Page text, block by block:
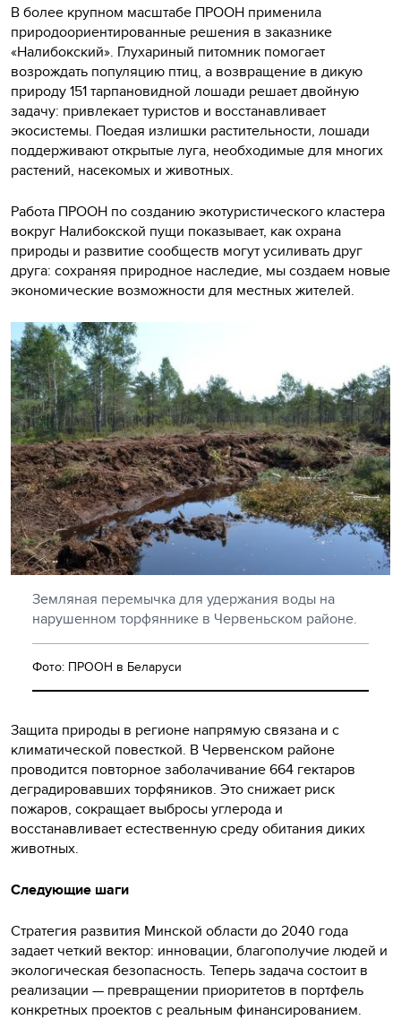
В более крупном масштабе ПРООН применила
природоориентированные решения в заказнике
«Налибокский». Глухариный питомник помогает
возрождать популяцию птиц, а возвращение в дикую
природу 151 тарпановидной лошади решает двойную
задачу: привлекает туристов и восстанавливает
экосистемы. Поедая излишки растительности, лошади
поддерживают открытые луга, необходимые для многих
растений, насекомых и животных.
Работа ПРООН по созданию экотуристического кластера
вокруг Налибокской пущи показывает, как охрана
природы и развитие сообществ могут усиливать друг
друга: сохраняя природное наследие, мы создаем новые
экономические возможности для местных жителей.
Земляная перемычка для удержания воды на
нарушенном торфяннике в Червеньском районе.
Фото: ПРООН в Беларуси
Защита природы в регионе напрямую связана и с
климатической повесткой. В Червенском районе
проводится повторное заболачивание 664 гектаров
деградировавших торфяников. Это снижает риск
пожаров, сокращает выбросы углерода и
восстанавливает естественную среду обитания диких
животных.
Следующие шаги
Стратегия развития Минской области до 2040 года
задает четкий вектор: инновации, благополучие людей и
экологическая безопасность. Теперь задача состоит в
реализации — превращении приоритетов в портфель
конкретных проектов с реальным финансированием.